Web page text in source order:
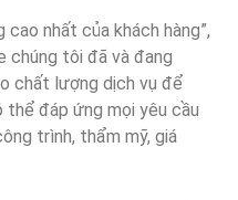
cao nhất của khách hàng”,
chúng tôi đã và đang
chất lượng dịch vụ để
thể đáp ứng mọi yêu cầu
trình, thẩm mỹ, giá